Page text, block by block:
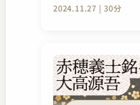
れ
2024.11.27 | 30分